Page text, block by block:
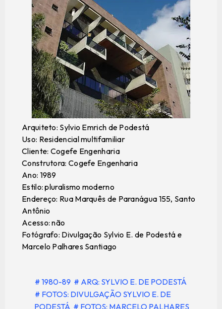
Arquiteto: Sylvio Emrich de Podestá
Uso: Residencial multifamiliar
Cliente: Cogefe Engenharia
Construtora: Cogefe Engenharia
Ano: 1989
Estilo: pluralismo moderno
Endereço: Rua Marquês de Paranágua 155, Santo
Antônio
Acesso: não
Fotógrafo: Divulgação Sylvio E. de Podestá e
Marcelo Palhares Santiago
# 1980-89 # ARQ: SYLVIO E. DE PODESTÁ
# FOTOS: DIVULGAÇÃO SYLVIO E. DE
PODESTÁ # FOTOS: MARCELO PALHARES